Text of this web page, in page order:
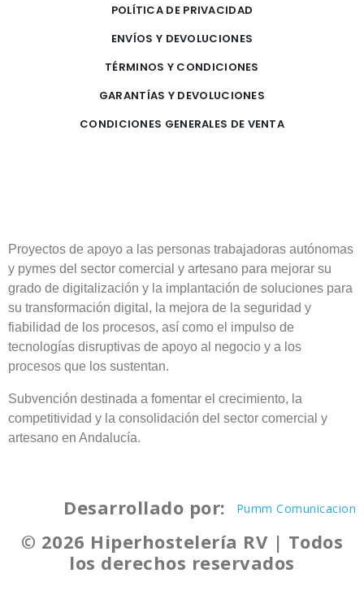
POLÍTICA DE PRIVACIDAD
ENVÍOS Y DEVOLUCIONES
TÉRMINOS Y CONDICIONES
GARANTÍAS Y DEVOLUCIONES
CONDICIONES GENERALES DE VENTA
Proyectos de apoyo a las personas trabajadoras autónomas
y pymes del sector comercial y artesano para mejorar su
grado de digitalización y la implantación de soluciones para
su transformación digital, la mejora de la seguridad y
fiabilidad de los procesos, así como el impulso de
tecnologías disruptivas de apoyo al negocio y a los
procesos que los sustentan.
Subvención destinada a fomentar el crecimiento, la
competitividad y la consolidación del sector comercial y
artesano en Andalucía.
Desarrollado por: Pumm Comunicacion
© 2026 Hiperhostelería RV | Todos
los derechos reservados